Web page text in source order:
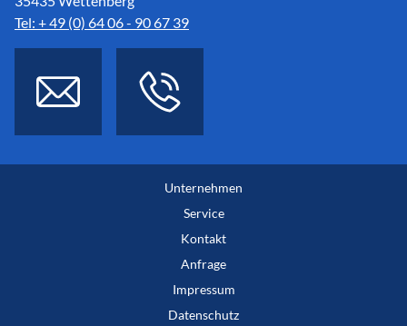
Tel: + 49 (0) 64 06 - 90 67 39
Unternehmen
Service
Kontakt
Anfrage
Impressum
Datenschutz